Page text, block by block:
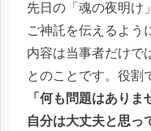
先日の「魂の夜明け
ご神託を伝えるよう
内容は当事者だけで
とのことです。役割
「何も問題はありま
自分は大丈夫と思っ